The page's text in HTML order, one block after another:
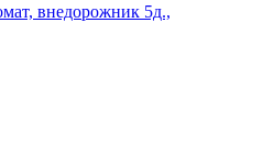
внедорожник 5д.,